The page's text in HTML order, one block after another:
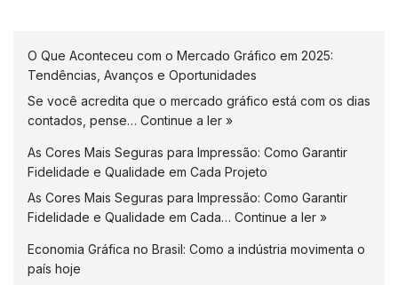
O Que Aconteceu com o Mercado Gráfico em 2025:
Tendências, Avanços e Oportunidades
Se você acredita que o mercado gráfico está com os dias
contados, pense… Continue a ler »
As Cores Mais Seguras para Impressão: Como Garantir
Fidelidade e Qualidade em Cada Projeto
As Cores Mais Seguras para Impressão: Como Garantir
Fidelidade e Qualidade em Cada… Continue a ler »
Economia Gráfica no Brasil: Como a indústria movimenta o
país hoje